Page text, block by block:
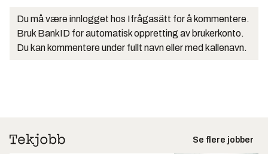
Du må være innlogget hos Ifrågasätt for å kommentere.
Bruk BankID for automatisk oppretting av brukerkonto.
Du kan kommentere under fullt navn eller med kallenavn.
Se flere jobber